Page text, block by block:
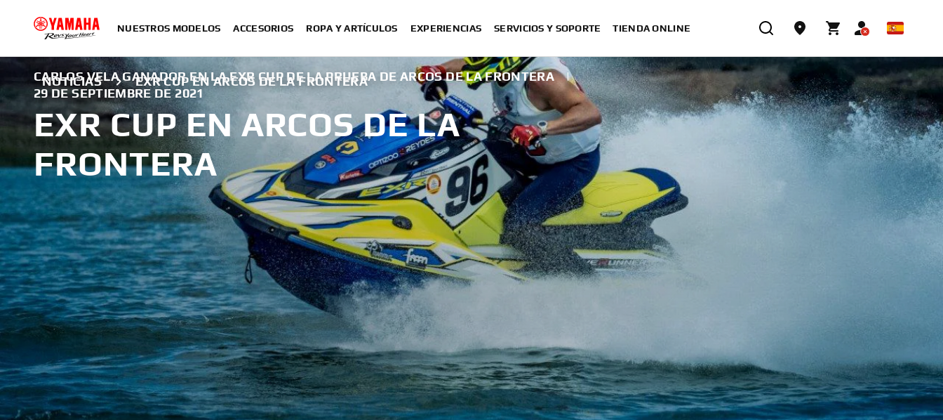
NUESTROS MODELOS ACCESORIOS ROPA Y ARTÍCULOS EXPERIENCIAS SERVICIOS Y SOPORTE TIENDA ONLINE
NOTICIAS EXR CUP EN ARCOS DE LA FRONTERA
CARLOS VELA GANADOR EN LA EXR CUP DE LA PRUEBA DE ARCOS DE LA FRONTERA |
29 DE SEPTIEMBRE DE 2021
EXR CUP EN ARCOS DE LA
FRONTERA